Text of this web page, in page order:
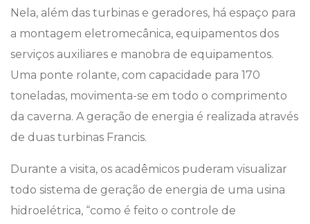
Nela, além das turbinas e geradores, há espaço para
a montagem eletromecânica, equipamentos dos
serviços auxiliares e manobra de equipamentos.
Uma ponte rolante, com capacidade para 170
toneladas, movimenta-se em todo o comprimento
da caverna. A geração de energia é realizada através
de duas turbinas Francis.
Durante a visita, os acadêmicos puderam visualizar
todo sistema de geração de energia de uma usina
hidroelétrica, “como é feito o controle de